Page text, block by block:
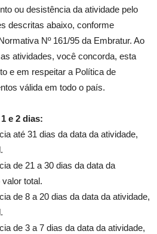
ou desistência da atividade pelo
descritas abaixo, conforme
Nº 161/95 da Embratur. Ao
atividades, você concorda, esta
e em respeitar a Política de
válida em todo o país.
e 2 dias:
até 31 dias da data da atividade,
de 21 a 30 dias da data da
total.
de 8 a 20 dias da data da atividade,
de 3 a 7 dias da data da atividade,